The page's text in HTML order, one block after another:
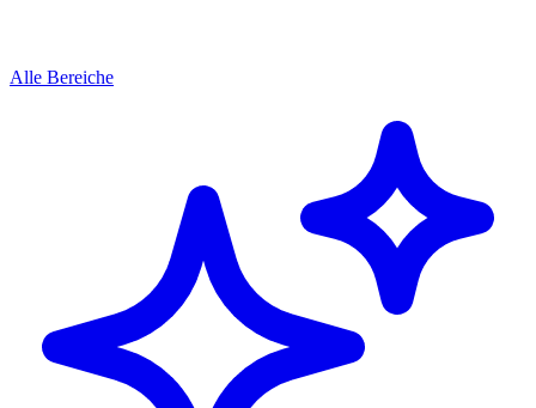
Alle Bereiche